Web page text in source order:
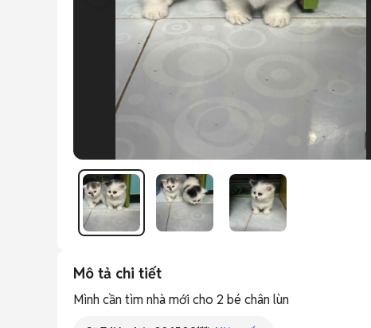
Mô tả chi tiết
Mình cần tìm nhà mới cho 2 bé chân lùn